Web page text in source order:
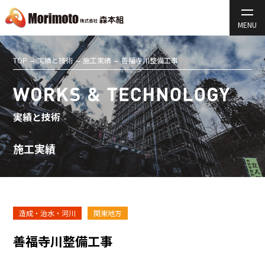
TOP 実績と技術 施工実績 善福寺川整備工事
実績と技術
施工実績
造成・治水・河川 関東地方
善福寺川整備工事